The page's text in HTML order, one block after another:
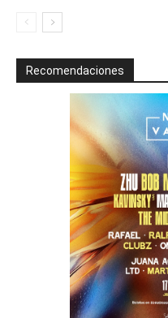
Recomendaciones